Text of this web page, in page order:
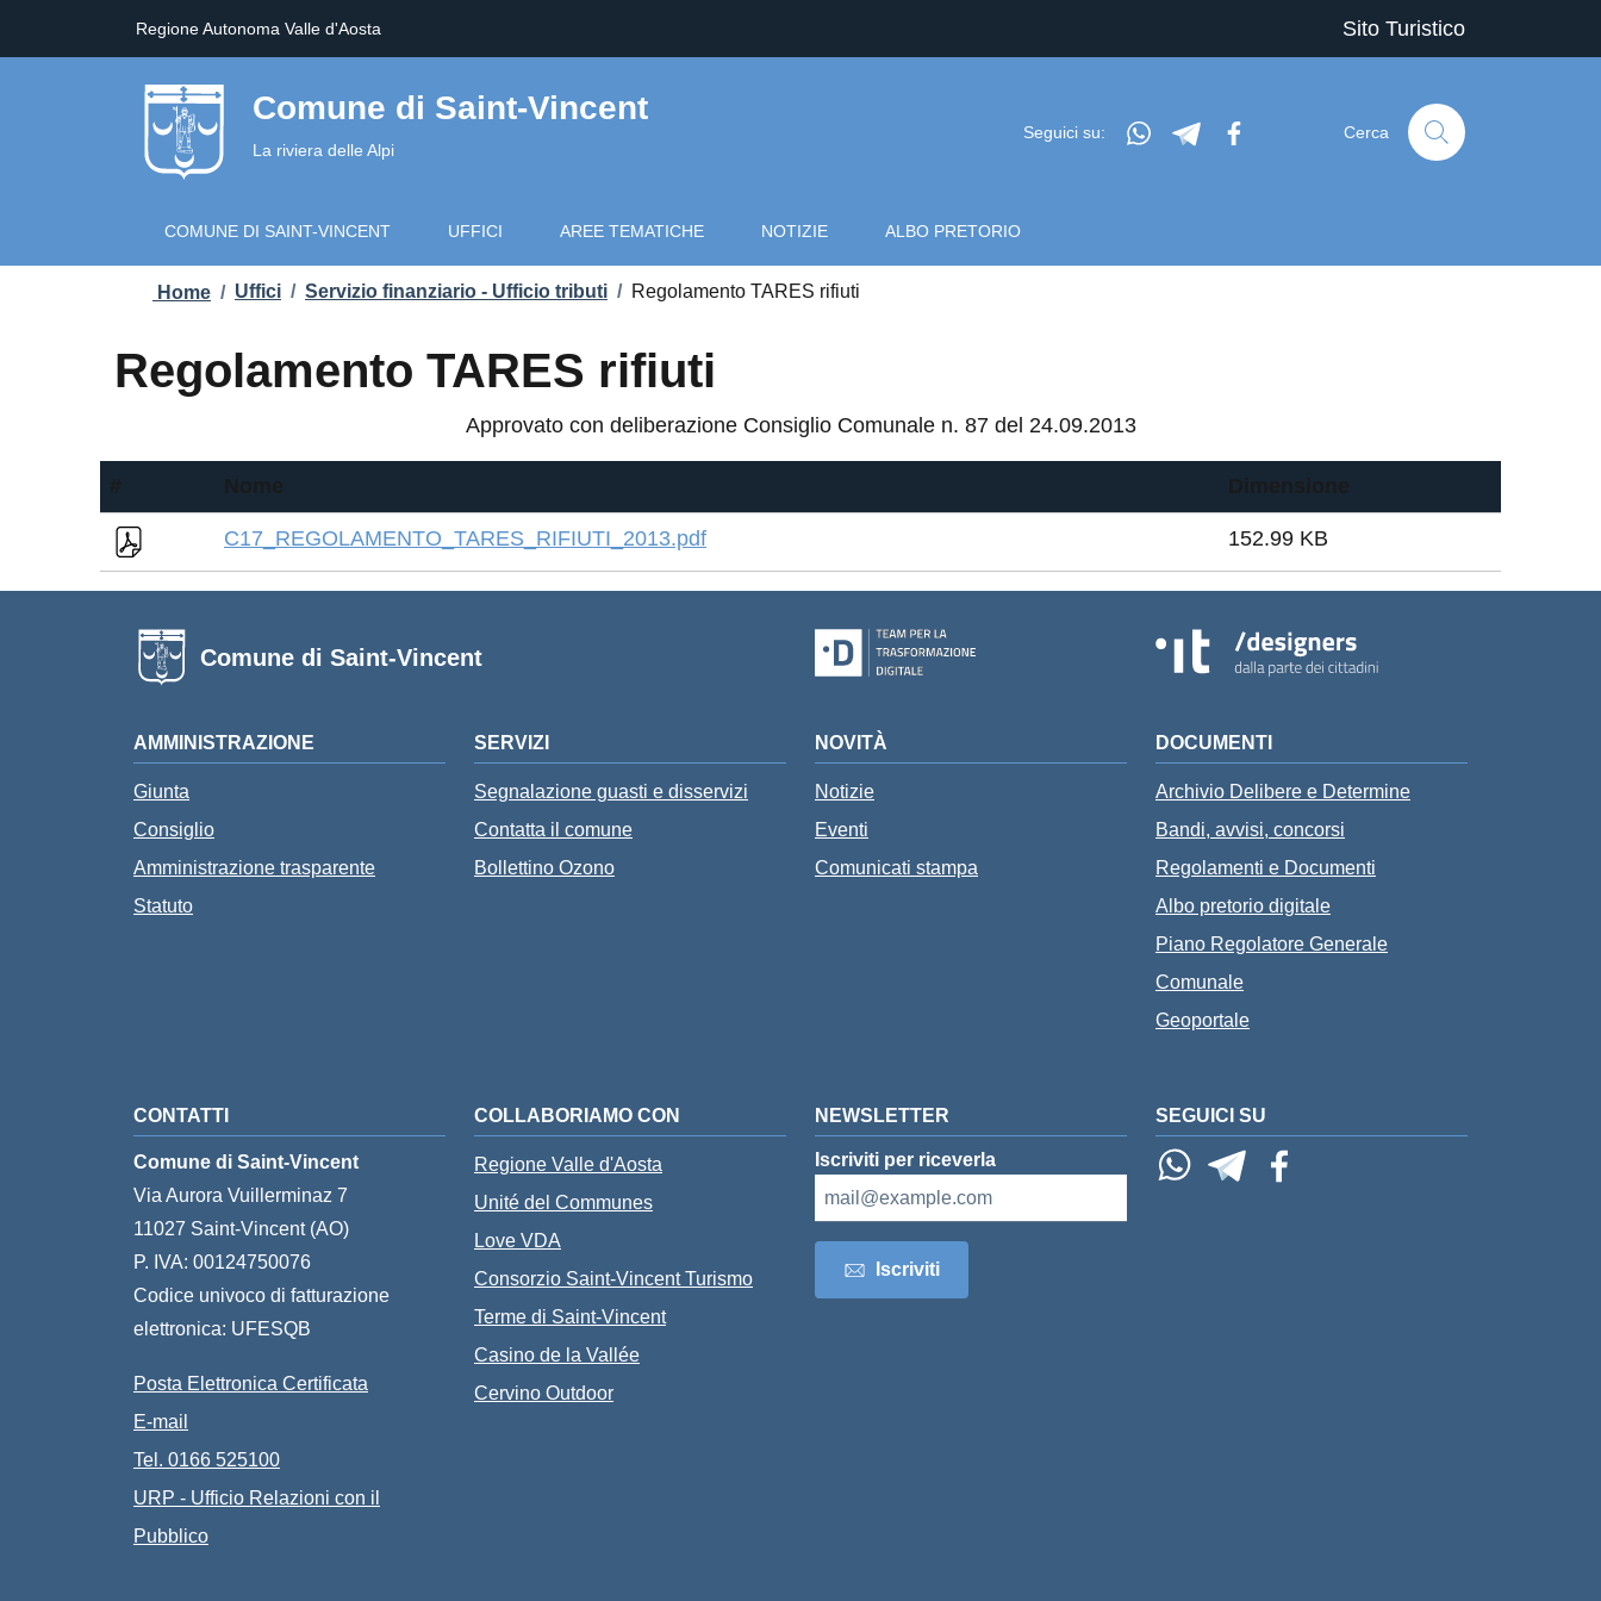
Regione Autonoma Valle d'Aosta Sito Turistico
Comune di Saint-Vincent
La riviera delle Alpi
Seguici su: whatsapp
telegram Cerca
COMUNE DI SAINT-VINCENT UFFICI AREE TEMATICHE NOTIZIE ALBO PRETORIO
Home / Uffici / Servizio finanziario - Ufficio tributi / Regolamento TARES rifiuti
Regolamento TARES rifiuti
Approvato con deliberazione Consiglio Comunale n. 87 del 24.09.2013
# Nome Dimensione
C17_REGOLAMENTO_TARES_RIFIUTI_2013.pdf 152.99 KB
Comune di Saint-Vincent
AMMINISTRAZIONE
Giunta
Consiglio
Amministrazione trasparente
Statuto
SERVIZI
Segnalazione guasti e disservizi
Contatta il comune
Bollettino Ozono
NOVITÀ
Notizie
Eventi
Comunicati stampa
DOCUMENTI
Archivio Delibere e Determine
Bandi, avvisi, concorsi
Regolamenti e Documenti
Albo pretorio digitale
Piano Regolatore Generale
Comunale
Geoportale
CONTATTI
Comune di Saint-Vincent
Via Aurora Vuillerminaz 7
11027 Saint-Vincent (AO)
P. IVA: 00124750076
Codice univoco di fatturazione
elettronica: UFESQB
Posta Elettronica Certificata
E-mail
Tel. 0166 525100
URP - Ufficio Relazioni con il
Pubblico
COLLABORIAMO CON
Regione Valle d'Aosta
Unité del Communes
Love VDA
Consorzio Saint-Vincent Turismo
Terme di Saint-Vincent
Casino de la Vallée
Cervino Outdoor
NEWSLETTER
Iscriviti per riceverla
Iscriviti
SEGUICI SU
whatsapptelegram